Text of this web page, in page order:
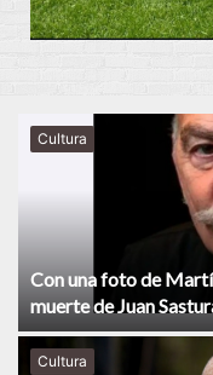
Cultura
Con una foto de
muerte de Juan
Cultura